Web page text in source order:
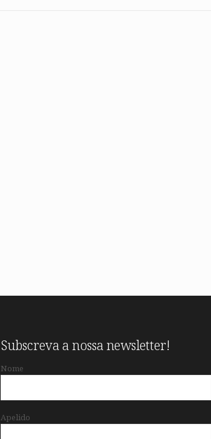
Subscreva a nossa newsletter!
Nome
Apelido